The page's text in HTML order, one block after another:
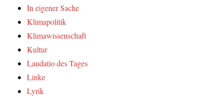
In eigener Sache
Klimapolitik
Klimawissenschaft
Kultur
Laudatio des Tages
Linke
Lyrik